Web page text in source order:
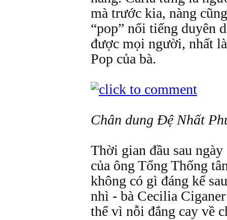
mà trước kia, nàng
“pop” nổi tiếng duyên
được mọi người, nhất
Pop của bà.
Chân dung Đệ Nhất
Thời gian đầu sau
của ông Tổng Thống
không có gì đáng kể
nhì - bà Cecilia
thể vì nỗi đắng cay về